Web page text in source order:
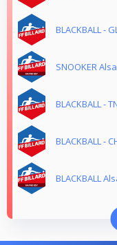
BLACKBALL -
SNOOKER
BLACKBALL -
BLACKBALL -
BLACKBALL